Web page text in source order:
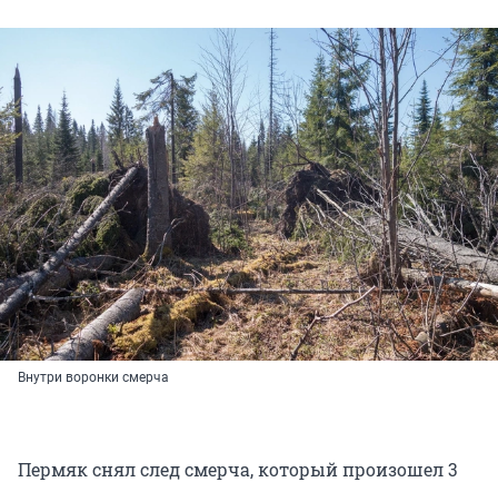
Внутри воронки смерча
Пермяк снял след смерча, который произошел 3